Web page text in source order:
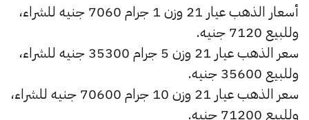
أسعار الذهب عيار 21 وزن 1 جرام 7060 جنيه للشراء،
وللبيع 7120 جنيه.
سعر الذهب عيار 21 وزن 5 جرام 35300 جنيه للشراء،
وللبيع 35600 جنيه.
سعر الذهب عيار 21 وزن 10 جرام 70600 جنيه للشراء،
وللبيع 71200 جنيه.